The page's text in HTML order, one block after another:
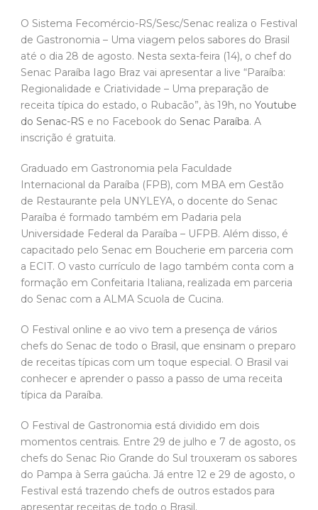
O Sistema Fecomércio-RS/Sesc/Senac realiza o Festival
de Gastronomia – Uma viagem pelos sabores do Brasil
até o dia 28 de agosto. Nesta sexta-feira (14), o chef do
Senac Paraíba Iago Braz vai apresentar a live “Paraíba:
Regionalidade e Criatividade – Uma preparação de
receita típica do estado, o Rubacão”, às 19h, no Youtube
do Senac-RS e no Facebook do Senac Paraíba. A
inscrição é gratuita.
Graduado em Gastronomia pela Faculdade
Internacional da Paraíba (FPB), com MBA em Gestão
de Restaurante pela UNYLEYA, o docente do Senac
Paraíba é formado também em Padaria pela
Universidade Federal da Paraíba – UFPB. Além disso, é
capacitado pelo Senac em Boucherie em parceria com
a ECIT. O vasto currículo de Iago também conta com a
formação em Confeitaria Italiana, realizada em parceria
do Senac com a ALMA Scuola de Cucina.
O Festival online e ao vivo tem a presença de vários
chefs do Senac de todo o Brasil, que ensinam o preparo
de receitas típicas com um toque especial. O Brasil vai
conhecer e aprender o passo a passo de uma receita
típica da Paraíba.
O Festival de Gastronomia está dividido em dois
momentos centrais. Entre 29 de julho e 7 de agosto, os
chefs do Senac Rio Grande do Sul trouxeram os sabores
do Pampa à Serra gaúcha. Já entre 12 e 29 de agosto, o
Festival está trazendo chefs de outros estados para
apresentar receitas de todo o Brasil.